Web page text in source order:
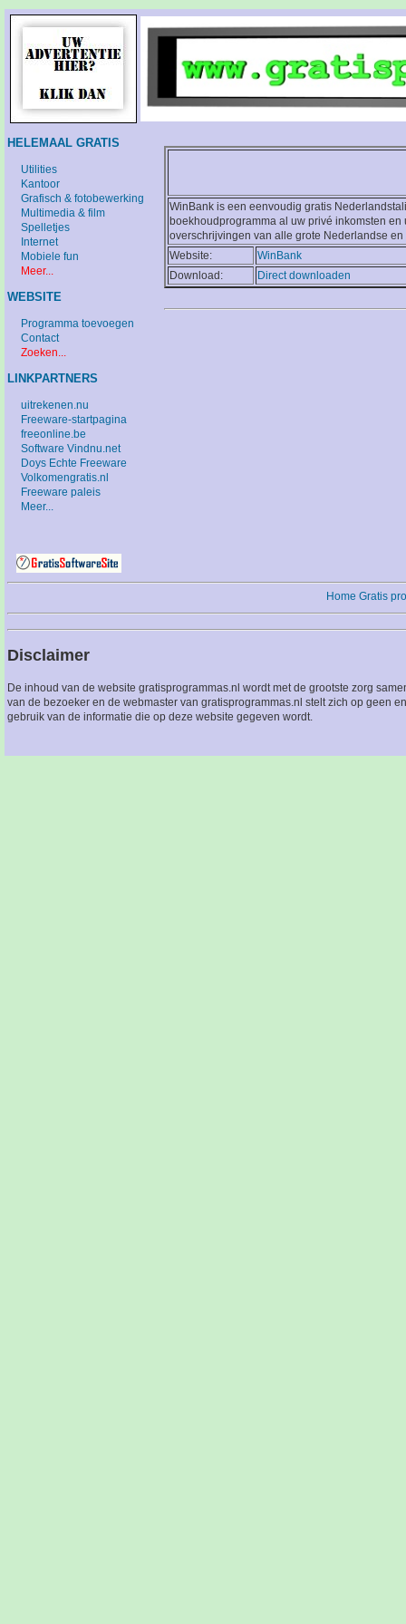
WinBank is een eenvoudig gratis
boekhoudprogramma al uw privé inkomsten
overschrijvingen van alle grote Nederlandse
Website:
WinBank
Download:
Direct downloaden
HELEMAAL GRATIS
Utilities
Kantoor
Grafisch & fotobewerking
Multimedia & film
Spelletjes
Internet
Mobiele fun
Meer...
WEBSITE
Programma toevoegen
Contact
Zoeken...
LINKPARTNERS
uitrekenen.nu
Freeware-startpagina
freeonline.be
Software Vindnu.net
Doys Echte Freeware
Volkomengratis.nl
Freeware paleis
Meer...
Home Gratis
Disclaimer
De inhoud van de website gratisprogrammas.nl wordt met de grootste zorg
van de bezoeker en de webmaster van gratisprogrammas.nl stelt zich op geen
gebruik van de informatie die op deze website gegeven wordt.